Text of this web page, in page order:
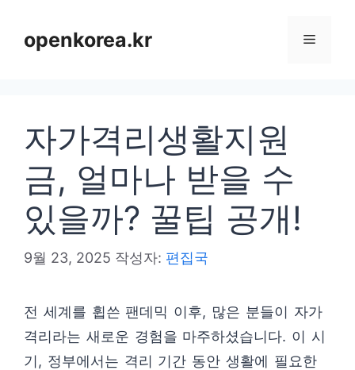
openkorea.kr 메
자가격리생활지원
금, 얼마나 받을 수
있을까? 꿀팁 공개!
9월 23, 2025 작성자: 편집국
전 세계를 휩쓴 팬데믹 이후, 많은 분들이 자가
격리라는 새로운 경험을 마주하셨습니다. 이 시
기, 정부에서는 격리 기간 동안 생활에 필요한